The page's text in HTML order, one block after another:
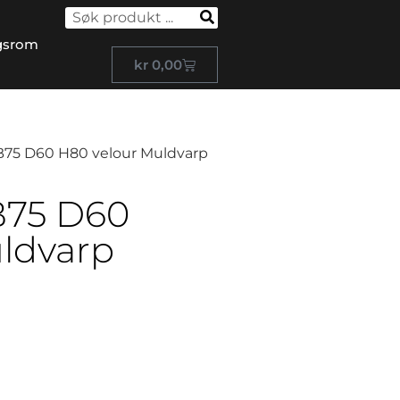
kr 0,00
D60 H80 velour Muldvarp
D60